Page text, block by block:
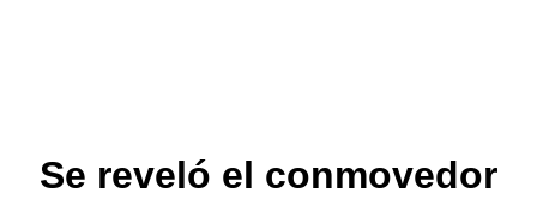
Se reveló el conmovedor